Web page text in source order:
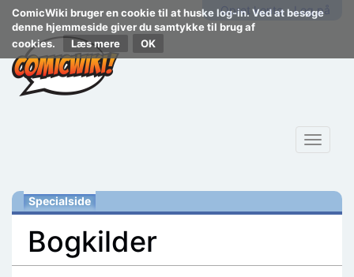
ComicWiki bruger en cookie til at huske log-in. Ved at besøge
denne hjemmeside giver du samtykke til brug af
cookies.
Læs mere
Opret konto Log på
Toggle
Specialside
Bogkilder